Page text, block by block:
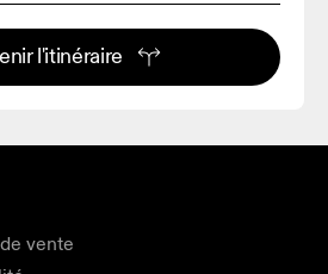
l'itinéraire
vente